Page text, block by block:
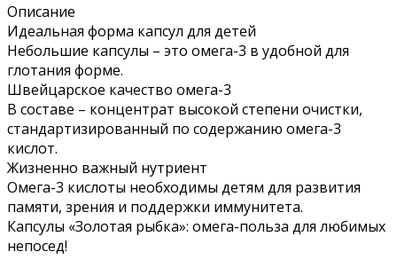
Описание
Идеальная форма капсул для детей
Небольшие капсулы – это омега-3 в удобной для
глотания форме.
Швейцарское качество омега-3
В составе – концентрат высокой степени очистки,
стандартизированный по содержанию омега-3
кислот.
Жизненно важный нутриент
Омега-3 кислоты необходимы детям для развития
памяти, зрения и поддержки иммунитета.
Капсулы «Золотая рыбка»: омега-польза для любимых
непосед!